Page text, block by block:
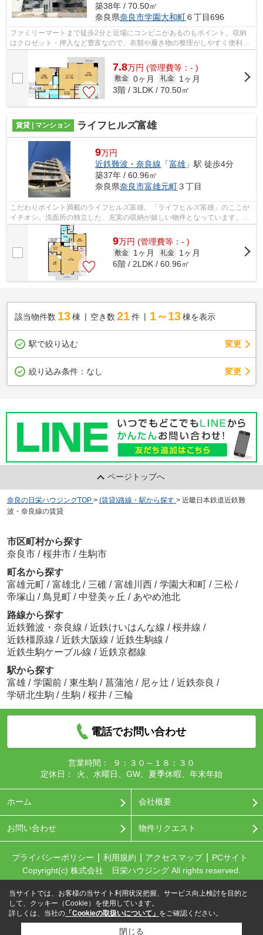
築38年 / 70.50㎡
奈良県奈良市学園大和町６丁目696
ファミリーマートまで徒歩2分と近場にコンビニがあるのもポイント。収納
はクロゼット・押入など豊富なので、衣類や履き物の整理がしやすく便利で
7.8万円 (管理費等：- )
敷金 0ヶ月 礼金
1ヶ月
3階 / 3LDK / 70.50㎡
賃貸 | マンション ライフヒルズ富雄
9万円
近鉄難波・奈良線 「富雄 」駅 徒歩4分
築37年 / 60.96㎡
奈良県奈良市富雄元町３丁目
こだわりポイント満載のライフヒルズ富雄。「ライフヒルズ富雄」のここが
イチオシ。洗面所の独立した、充実の収納が嬉しい物件となっています。料
理を一気に作れるため毎日忙しい人に...
9万円 (管理費等：- )
敷金 1ヶ月 礼金
1ヶ月
6階 / 2LDK / 60.96㎡
該当物件数 13棟 空き数 21 件 1～13 棟を表示
駅で絞り込む 変更
絞り込み条件： なし 変更
ページトップへ
奈良の日栄ハウジングTOP > (賃貸)路線・駅から探す > 近畿日本鉄道近鉄難
波・奈良線の賃貸
市区町村から探す
奈良市 / 桜井市 / 生駒市
町名から探す
富雄元町 / 富雄北 / 三碓 / 富雄川西 / 学園大和町 / 三松 /
帝塚山 / 鳥見町 / 中登美ヶ丘 / あやめ池北
路線から探す
近鉄難波・奈良線 / 近鉄けいはんな線 / 桜井線 /
近鉄橿原線 / 近鉄大阪線 / 近鉄生駒線 /
近鉄生駒ケーブル線 / 近鉄京都線
駅から探す
富雄 / 学園前 / 東生駒 / 菖蒲池 / 尼ヶ辻 / 近鉄奈良 /
学研北生駒 / 生駒 / 桜井 / 三輪
電話でお問い合わせ
営業時間：
９：３０～１８：３０
定休日：
火、水曜日、GW、夏季休暇、年末年始
ホーム 会社概要
お問い合わせ 物件リクエスト
プライバシーポリシー 利用規約 アクセスマップ
PCサイト
Copyright(c) 株式会社 日栄ハウジング All rights reserved.
当サイトでは、お客様の当サイト利用状況把握、サービス向上検討を目的と
して、クッキー（Cookie）を使用しています。
詳しくは、当社の 「Cookieの取扱いについて」 をご確認ください。
閉じる